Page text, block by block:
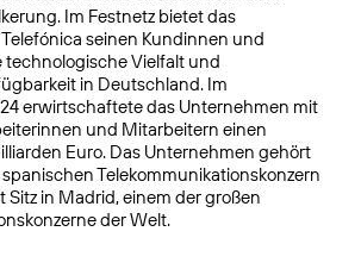
Im Festnetz bietet das
Telefónica seinen Kundinnen und
Vielfalt und
in Deutschland. Im
erwirtschaftete das Unternehmen mit
und Mitarbeitern einen
Euro. Das Unternehmen gehört
Telekommunikationskonzern
Sitz in Madrid, einem der großen
der Welt.